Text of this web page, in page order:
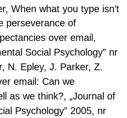
When what you type isn’t
perseverance of
over email,
Social Psychology” nr
N. Epley, J. Parker, Z.
email: Can we
as we think?, „Journal of
Psychology” 2005, nr